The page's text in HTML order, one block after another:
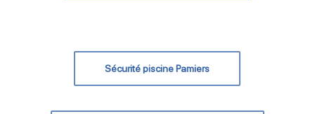
Sécurité piscine Pamiers